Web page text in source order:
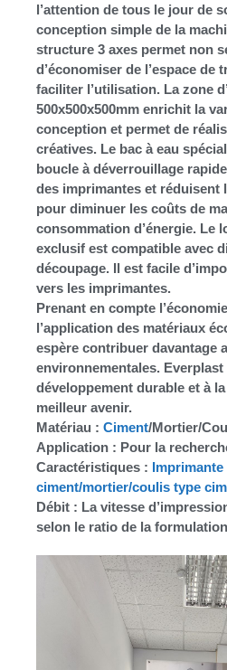
l’attention de tous le jour de
conception simple de la
structure 3 axes permet non
d’économiser de l’espace de
faciliter l’utilisation. La zone
500x500x500mm enrichit la
conception et permet de
créatives. Le bac à eau
boucle à déverrouillage
des imprimantes et réduisent
pour diminuer les coûts de
consommation d’énergie. Le
exclusif est compatible avec
découpage. Il est facile
vers les imprimantes.
Prenant en compte
l’application des matériaux
espère contribuer davantage
environnementales. Everplast
développement durable et à
meilleur avenir.
Matériau : Ciment/Mortier/
Application : Pour la
Caractéristiques :
ciment/mortier/coulis type
Débit : La vitesse
selon le ratio de la